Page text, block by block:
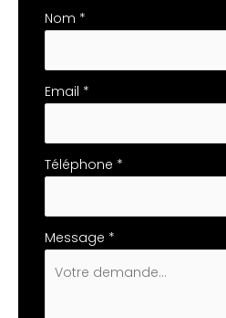
téléphone
Nom *
Email *
Téléphone *
Message *